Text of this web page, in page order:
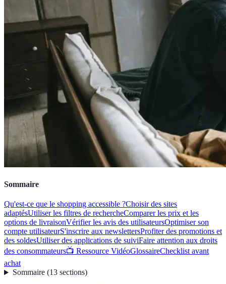
Sommaire
Qu'est-ce que le shopping accessible ?Choisir des sites
adaptésUtiliser les filtres de rechercheComparer les prix et les
options de livraisonVérifier les avis des utilisateursOptimiser son
compte utilisateurS'inscrire aux newslettersProfiter des promotions et
des soldesUtiliser des applications de suiviFaire attention aux droits
des consommateurs📺 Ressource VidéoGlossaireChecklist avant
achat
Sommaire(13 sections)